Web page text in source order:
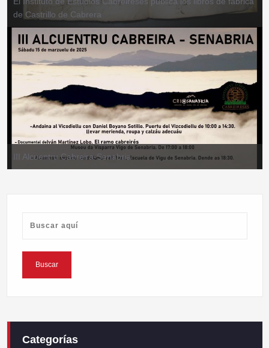
de Castrillo de Cabrera
III Alcuentru Cabreira-Senabria
Categorías